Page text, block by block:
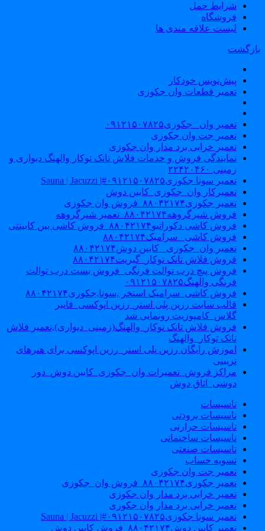
شرایط حمل
فروشگاه
لیست علاقه مندی ها
پیش‌نویس خودکار
تعمیر قطعات وان جکوزی
تعمیر وان _جکوزی۰۹۱۲۱۵۰۷۸۲۵
تعمیر جت وان جکوزی
تعمیر خرابی برد مدار وان جکوزی
نمایندگی فروش و خدمات فلاش تانک توکار والهنگ دیواری و
زمینی ۲۲۴۲۰۴۶۰
تعمیر سونا جکوزی۰۹۱۲۱۵۰۷۸۲۵#| Sauna | Jacuzzi
تعمیرکار وان_جکوزی_کابین دوش
تعمیر جکوزی۸۸۰۴۲۱۷۴_فروش وان جکوزی
فروش شیرگروهه۸۸۰۴۲۱۷۴_تعمیر شیرگروهه
فروش کاشی دکوراتیو۸۸۰۴۲۱۷۴_فروش کاشی بین کابینتی
فروش کاشی _سرامیک۸۸۰۴۲۱۷۴
تعمیر وان_جکوزی_ کابین دوش۸۸۰۴۲۱۷۴
فروش فلاش تانک توکار_گبریت۸۸۰۴۲۱۷۴
فروش پیچ درب توالت فرنگی_فروش بست درب توالت
فرنگی والهنگ۰۹۱۲۱۵۰۷۸۲۵
فروش کاشی_سرامیک استخر ,سونا,جکوزی۸۸۰۴۲۱۷۴
قالب سایت رزین پلی استر_رزین اپوکسی_فایبر
گلاس_کامپوزیت رونمایی شد
فروش فلاش تانک توکار_والهنگ(زمینی_دیواری),تعمیر فلاش
تانک توکار_والهنگ
اموزش رایگان رزین پلی استر_رزین اپوکسی برای هنرهای
تزیینی
مراکز فروش_تعمیرات وان_جکوزی_کابین دوش_دور
دوشی_اتاق دوش
تاسیسات
تاسیسات برودتی
تاسیسات حرارتی
تاسیسات ساختمانی
تاسیسات صنعتی
تسویه حساب
تعمیر جت وان جکوزی
تعمیر جکوزی۸۸۰۴۲۱۷۴_فروش وان_جکوزی
تعمیر خرابی برد مدار وان جکوزی
تعمیر خرابی برد مدار وان جکوزی
تعمیر سونا جکوزی۰۹۱۲۱۵۰۷۸۲۵#| Sauna | Jacuzzi
تعمیر کابین دوش۸۸۰۴۲۱۷۴_فروش کابین دوش